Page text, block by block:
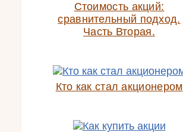
Стоимость акций:
сравнительный подход.
Часть Вторая.
Кто как стал акционером